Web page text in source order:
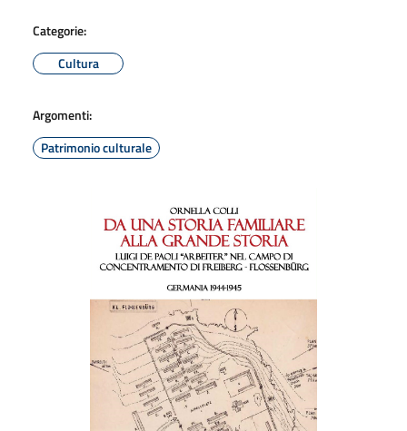
Categorie:
Cultura
Argomenti:
Patrimonio culturale